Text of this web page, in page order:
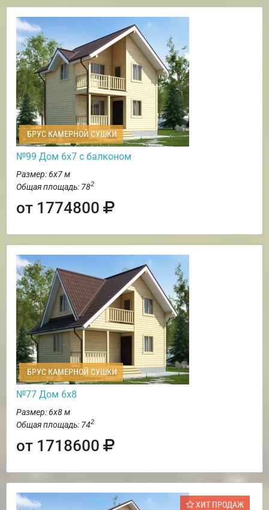
БРУС КАМЕРНОЙ СУШКИ
№99 Дом 6х7 с балконом
Размер: 6х7 м
Общая площадь: 782
от 1774800
БРУС КАМЕРНОЙ СУШКИ
№77 Дом 6х8
Размер: 6х8 м
Общая площадь: 742
от 1718600
ХИТ ПРОДАЖ